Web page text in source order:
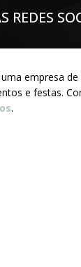
REDES
empresa
e festas.
.